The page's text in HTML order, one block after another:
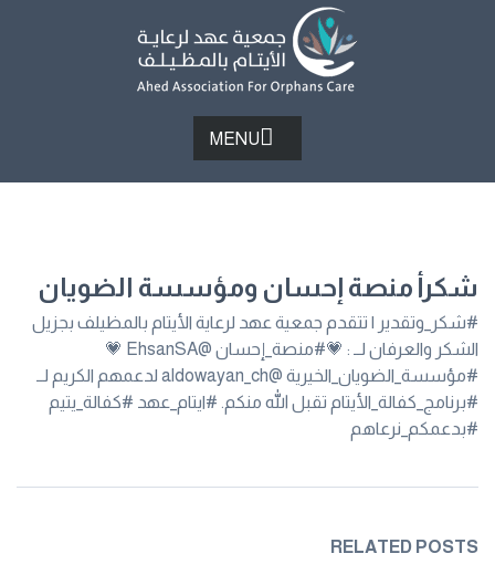
MENU
شكرأ منصة إحسان ومؤسسة الضويان
#شكر_وتقدير | تتقدم جمعية عهد لرعاية الأيتام بالمظيلف بجزيل
الشكر والعرفان لــ : 💗#منصة_إحسان @EhsanSA 💗
#مؤسسة_الضويان_الخيرية @aldowayan_ch لدعمهم الكريم لــ
#برنامج_كفالة_الأيتام تقبل الله منكم. #ايتام_عهد #كفالة_يتيم
#بدعمكم_نرعاهم
RELATED POSTS